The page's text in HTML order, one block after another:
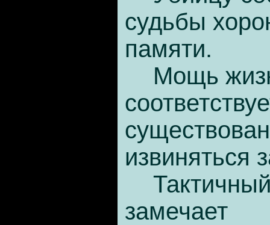
судьбы
памяти.
Мощь
извиняться
замечает